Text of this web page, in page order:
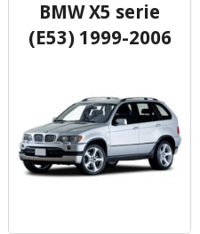
BMW X5 serie
(E53) 1999-2006